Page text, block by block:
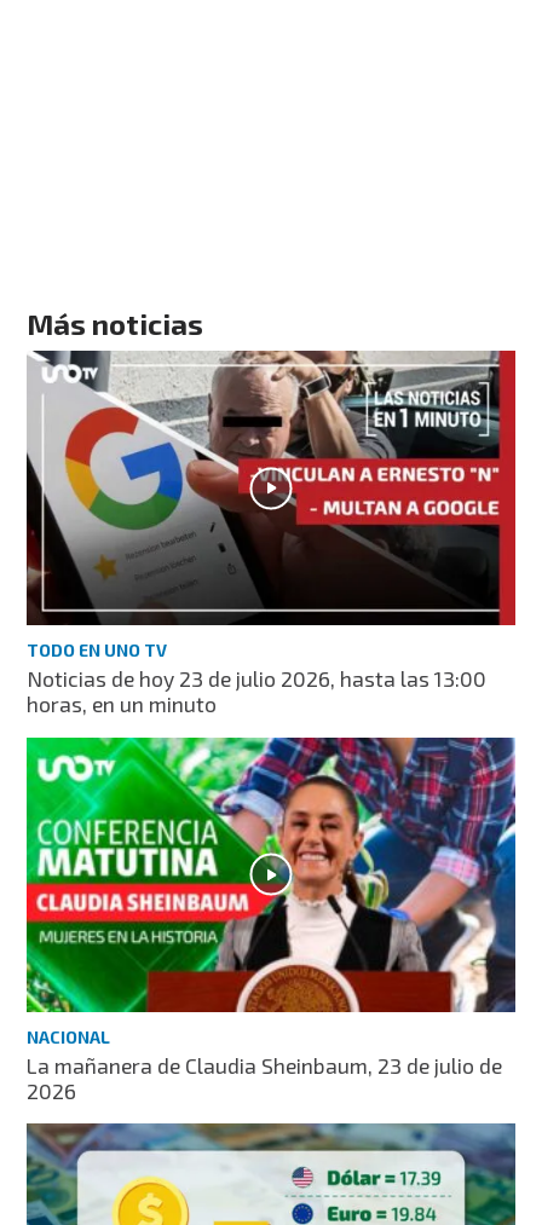
Más noticias
TODO EN UNO TV
Noticias de hoy 23 de julio 2026, hasta las 13:00
horas, en un minuto
NACIONAL
La mañanera de Claudia Sheinbaum, 23 de julio de
2026